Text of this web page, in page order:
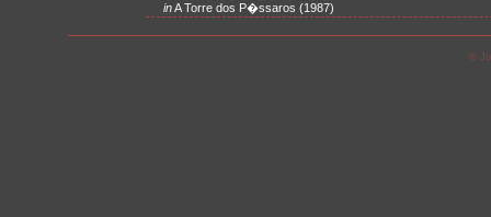
inA Torre dos P�ssaros (1987)
©